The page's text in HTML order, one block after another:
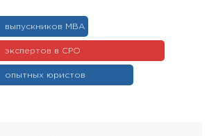
выпускников МВА
экспертов в СРО
опытных юристов